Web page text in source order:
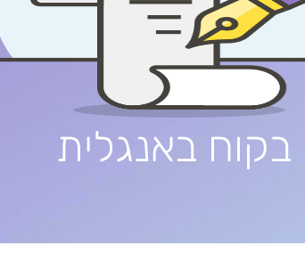
באנגלית